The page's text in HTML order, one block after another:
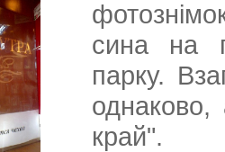
сина на
парку.
край".